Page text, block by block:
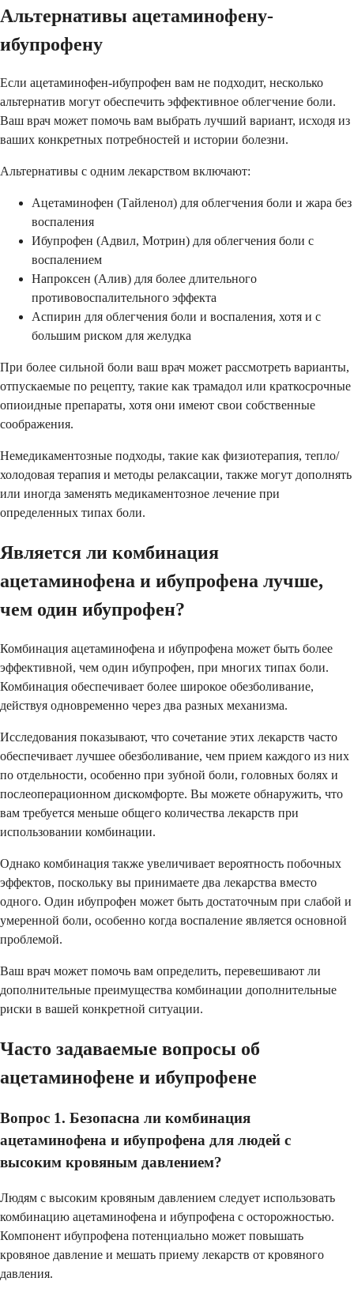
Альтернативы ацетаминофену-
ибупрофену
Если ацетаминофен-ибупрофен вам не подходит, несколько
альтернатив могут обеспечить эффективное облегчение боли.
Ваш врач может помочь вам выбрать лучший вариант, исходя из
ваших конкретных потребностей и истории болезни.
Альтернативы с одним лекарством включают:
Ацетаминофен (Тайленол) для облегчения боли и жара без
воспаления
Ибупрофен (Адвил, Мотрин) для облегчения боли с
воспалением
Напроксен (Алив) для более длительного
противовоспалительного эффекта
Аспирин для облегчения боли и воспаления, хотя и с
большим риском для желудка
При более сильной боли ваш врач может рассмотреть варианты,
отпускаемые по рецепту, такие как трамадол или краткосрочные
опиоидные препараты, хотя они имеют свои собственные
соображения.
Немедикаментозные подходы, такие как физиотерапия, тепло/
холодовая терапия и методы релаксации, также могут дополнять
или иногда заменять медикаментозное лечение при
определенных типах боли.
Является ли комбинация
ацетаминофена и ибупрофена лучше,
чем один ибупрофен?
Комбинация ацетаминофена и ибупрофена может быть более
эффективной, чем один ибупрофен, при многих типах боли.
Комбинация обеспечивает более широкое обезболивание,
действуя одновременно через два разных механизма.
Исследования показывают, что сочетание этих лекарств часто
обеспечивает лучшее обезболивание, чем прием каждого из них
по отдельности, особенно при зубной боли, головных болях и
послеоперационном дискомфорте. Вы можете обнаружить, что
вам требуется меньше общего количества лекарств при
использовании комбинации.
Однако комбинация также увеличивает вероятность побочных
эффектов, поскольку вы принимаете два лекарства вместо
одного. Один ибупрофен может быть достаточным при слабой и
умеренной боли, особенно когда воспаление является основной
проблемой.
Ваш врач может помочь вам определить, перевешивают ли
дополнительные преимущества комбинации дополнительные
риски в вашей конкретной ситуации.
Часто задаваемые вопросы об
ацетаминофене и ибупрофене
Вопрос 1. Безопасна ли комбинация
ацетаминофена и ибупрофена для людей с
высоким кровяным давлением?
Людям с высоким кровяным давлением следует использовать
комбинацию ацетаминофена и ибупрофена с осторожностью.
Компонент ибупрофена потенциально может повышать
кровяное давление и мешать приему лекарств от кровяного
давления.